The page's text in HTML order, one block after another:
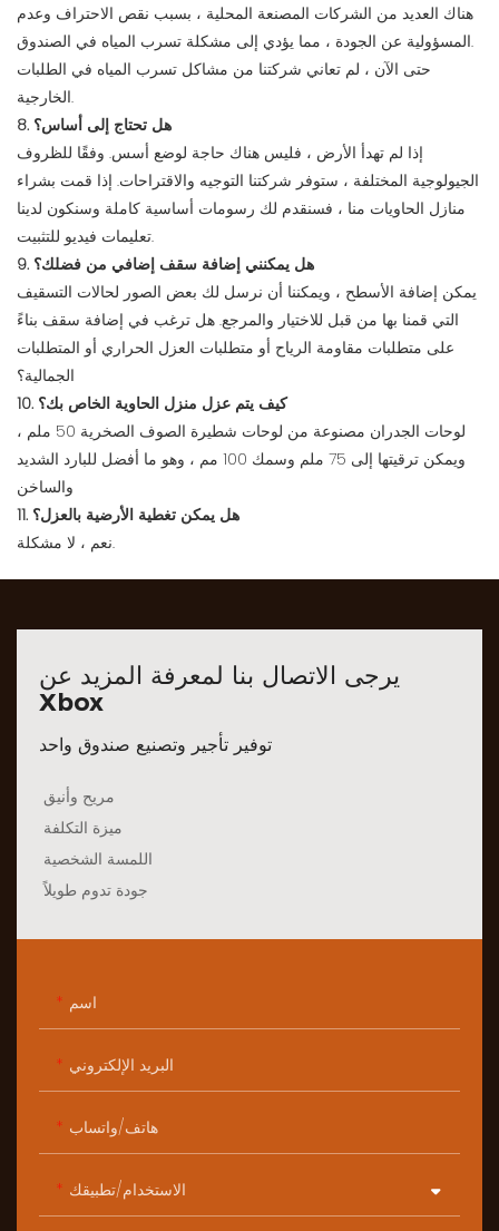
هناك العديد من الشركات المصنعة المحلية ، بسبب نقص الاحتراف وعدم
المسؤولية عن الجودة ، مما يؤدي إلى مشكلة تسرب المياه في الصندوق.
حتى الآن ، لم تعاني شركتنا من مشاكل تسرب المياه في الطلبات
الخارجية.
8. هل تحتاج إلى أساس؟
إذا لم تهدأ الأرض ، فليس هناك حاجة لوضع أسس. وفقًا للظروف
الجيولوجية المختلفة ، ستوفر شركتنا التوجيه والاقتراحات. إذا قمت بشراء
منازل الحاويات منا ، فسنقدم لك رسومات أساسية كاملة وسنكون لدينا
تعليمات فيديو للتثبيت.
9. هل يمكنني إضافة سقف إضافي من فضلك؟
يمكن إضافة الأسطح ، ويمكننا أن نرسل لك بعض الصور لحالات التسقيف
التي قمنا بها من قبل للاختيار والمرجع. هل ترغب في إضافة سقف بناءً
على متطلبات مقاومة الرياح أو متطلبات العزل الحراري أو المتطلبات
الجمالية؟
10. كيف يتم عزل منزل الحاوية الخاص بك؟
لوحات الجدران مصنوعة من لوحات شطيرة الصوف الصخرية 50 ملم ،
ويمكن ترقيتها إلى 75 ملم وسمك 100 مم ، وهو ما أفضل للبارد الشديد
والساخن
11. هل يمكن تغطية الأرضية بالعزل؟
نعم ، لا مشكلة.
يرجى الاتصال بنا لمعرفة المزيد عن
Xbox
توفير تأجير وتصنيع صندوق واحد
مريح وأنيق
ميزة التكلفة
اللمسة الشخصية
جودة تدوم طويلاً
اسم
البريد الإلكتروني
هاتف/واتساب
الاستخدام/تطبيقك